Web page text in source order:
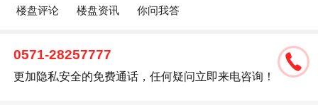
楼盘评论 楼盘资讯 你问我答
0571-28257777
更加隐私安全的免费通话，任何疑问立即来电咨询！